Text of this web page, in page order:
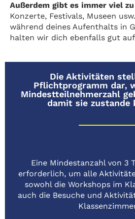
Außerdem gibt es immer viel
Konzerte, Festivals, Museen
während deines Aufenthalts in
halten wir dich ebenfalls gut
Die Aktivitäten
Pflichtprogramm dar,
Mindestteilnehmerzahl
damit sie zustande
Eine Mindestanzahl von 3
erforderlich, um alle
sowohl die Workshops im
auch die Besuche und